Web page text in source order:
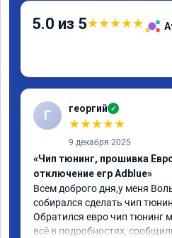
5.0 из 5★★★★★
Г георгий ✓
★★★★★
9 декабря 2025
«Чип тюнинг, прошивка
отключение егр Adblue»
Всем доброго дня,у меня
собирался сделать чип
Обратился евро чип тюнинг
всё в подробностях,